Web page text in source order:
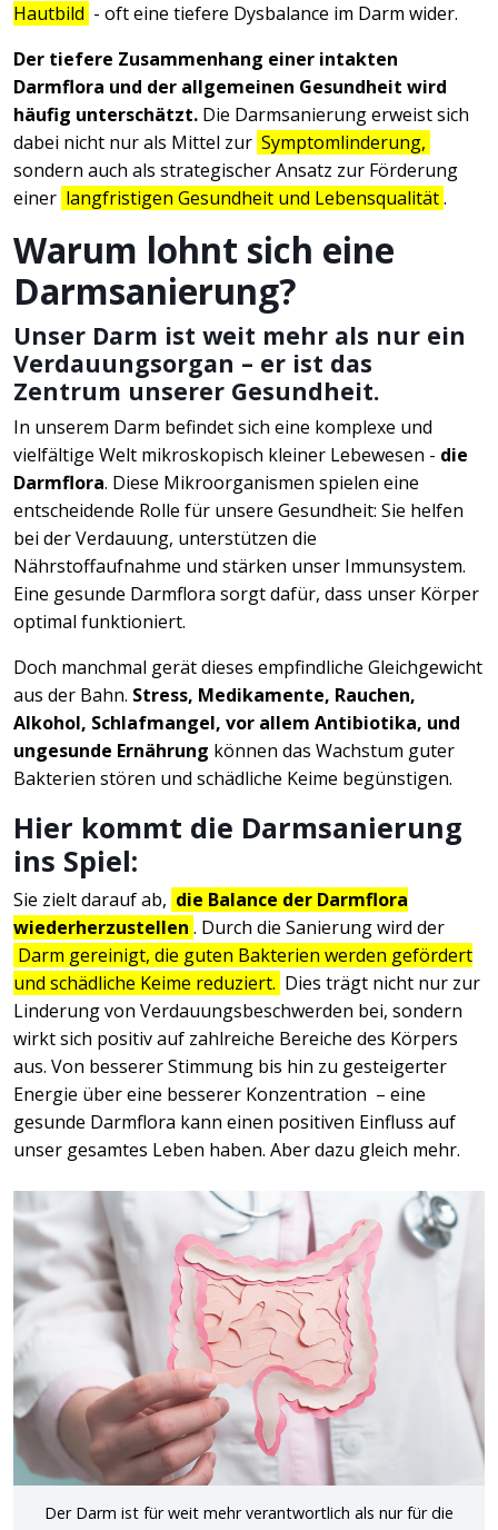
Hautbild - oft eine tiefere Dysbalance im Darm wider.
Der tiefere Zusammenhang einer intakten
Darmflora und der allgemeinen Gesundheit wird
häufig unterschätzt. Die Darmsanierung erweist sich
dabei nicht nur als Mittel zur Symptomlinderung,
sondern auch als strategischer Ansatz zur Förderung
einer langfristigen Gesundheit und Lebensqualität.
Warum lohnt sich eine
Darmsanierung?
Unser Darm ist weit mehr als nur ein
Verdauungsorgan – er ist das
Zentrum unserer Gesundheit.
In unserem Darm befindet sich eine komplexe und
vielfältige Welt mikroskopisch kleiner Lebewesen - die
Darmflora. Diese Mikroorganismen spielen eine
entscheidende Rolle für unsere Gesundheit: Sie helfen
bei der Verdauung, unterstützen die
Nährstoffaufnahme und stärken unser Immunsystem.
Eine gesunde Darmflora sorgt dafür, dass unser Körper
optimal funktioniert.
Doch manchmal gerät dieses empfindliche Gleichgewicht
aus der Bahn. Stress, Medikamente, Rauchen,
Alkohol, Schlafmangel, vor allem Antibiotika, und
ungesunde Ernährung können das Wachstum guter
Bakterien stören und schädliche Keime begünstigen.
Hier kommt die Darmsanierung
ins Spiel:
Sie zielt darauf ab, die Balance der Darmflora
wiederherzustellen . Durch die Sanierung wird der
Darm gereinigt, die guten Bakterien werden gefördert
und schädliche Keime reduziert. Dies trägt nicht nur zur
Linderung von Verdauungsbeschwerden bei, sondern
wirkt sich positiv auf zahlreiche Bereiche des Körpers
aus. Von besserer Stimmung bis hin zu gesteigerter
Energie über eine besserer Konzentration – eine
gesunde Darmflora kann einen positiven Einfluss auf
unser gesamtes Leben haben. Aber dazu gleich mehr.
Der Darm ist für weit mehr verantwortlich als nur für die